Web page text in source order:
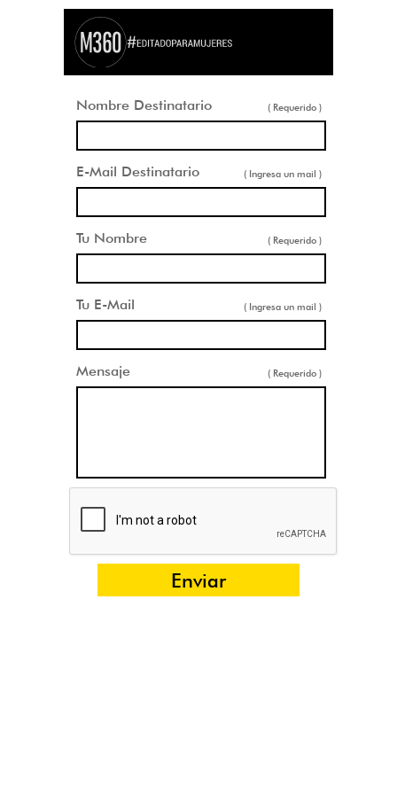
Nombre Destinatario ( Requerido )
E-Mail Destinatario ( Ingresa un mail )
Tu Nombre ( Requerido )
Tu E-Mail ( Ingresa un mail )
Mensaje ( Requerido )